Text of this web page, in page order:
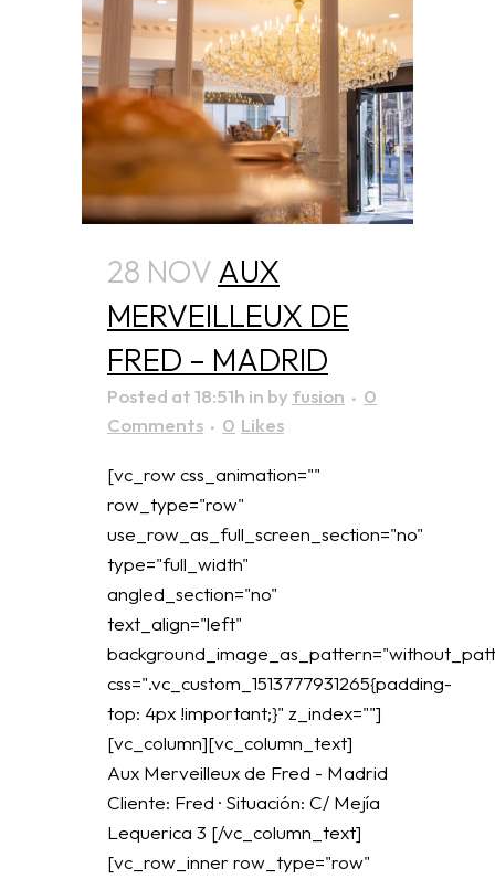
28 NOV AUX
MERVEILLEUX DE
FRED – MADRID
Posted at 18:51h in byfusion
0
Comments
0 Likes
[vc_row css_animation=""
row_type="row"
use_row_as_full_screen_section="no"
type="full_width"
angled_section="no"
text_align="left"
css=".vc_custom_1513777931265{padding-
top: 4px !important;}" z_index=""]
[vc_column][vc_column_text]
Aux Merveilleux de Fred - Madrid
Cliente: Fred · Situación: C/ Mejía
Lequerica 3 [/vc_column_text]
[vc_row_inner row_type="row"